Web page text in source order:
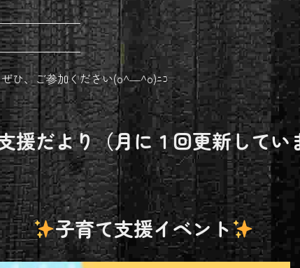
ひ、ご参加ください(o^―^o)ﾆｺ
援だより（月に１回更新してい
子育て支援イベント